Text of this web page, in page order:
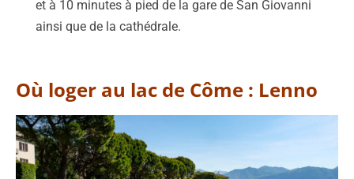
et à 10 minutes à pied de la gare de San Giovanni
ainsi que de la cathédrale.
Où loger au lac de Côme : Lenno